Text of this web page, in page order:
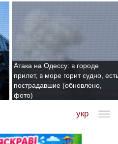
Атака на Одессу: в городе
прилет, в море горит судно,
пострадавшие (обновлено,
фото)
укр